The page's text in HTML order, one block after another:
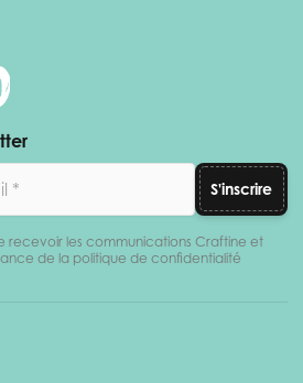
S'inscrire
recevoir les communications Craftine et
de la politique de confidentialité